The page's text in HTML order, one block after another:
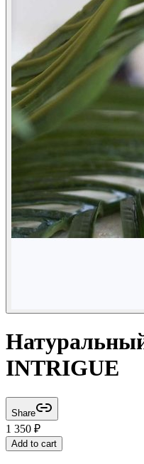
INTRIGUE
Share
1 350 ₽
Add to cart